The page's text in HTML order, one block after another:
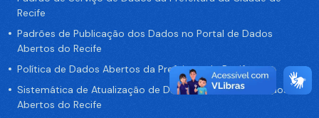
Recife
Padrões de Publicação dos Dados no Portal de Dados
Abertos do Recife
Política de Dados Abertos da Prefeitura do Recife
Sistemática de Atualização de Dados do Portal de Dados
Abertos do Recife